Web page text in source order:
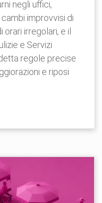
negli uffici,
improvvisi di
irregolari, e il
e Servizi
regole precise
e riposi